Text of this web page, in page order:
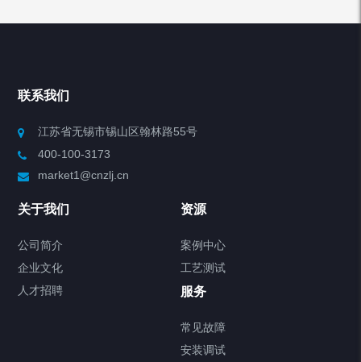
制冷加热动态控温系统
Chiller气体控温系统
联系我们
江苏省无锡市锡山区翰林路55号
400-100-3173
market1@cnzlj.cn
关于我们
公司简介
企业文化
人才招聘
资源
案例中心
工艺测试
服务
常见故障
安装调试